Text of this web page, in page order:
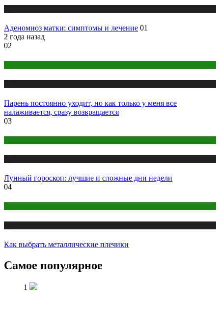
Аденомиоз матки: симптомы и лечение 01
2 года назад
02
Парень постоянно уходит, но как только у меня все
налаживается, сразу возвращается
03
Лунный гороскоп: лучшие и сложные дни недели
04
Как выбрать металлические плечики
Самое популярное
1